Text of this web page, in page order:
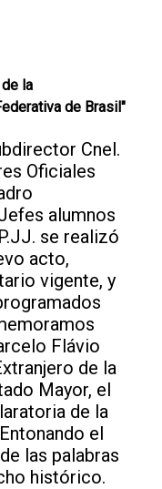
la
de Brasil"
Cnel.
Oficiales
alumnos
se realizó
acto,
vigente, y
Flávio
de la
Mayor, el
de la
el
las palabras
histórico.